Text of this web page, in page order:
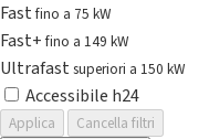
Fastfino a 75 kW
Fast+fino a 149 kW
Ultrafast superiori a 150 kW
Accessibile h24
Applica
Cancella filtri